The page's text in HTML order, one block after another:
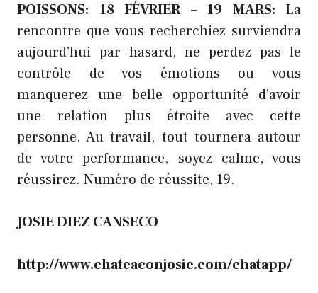
POISSONS: 18 FÉVRIER – 19 MARS: La
rencontre que vous recherchiez surviendra
aujourd’hui par hasard, ne perdez pas le
contrôle de vos émotions ou vous
manquerez une belle opportunité d’avoir
une relation plus étroite avec cette
personne. Au travail, tout tournera autour
de votre performance, soyez calme, vous
réussirez. Numéro de réussite, 19.
JOSIE DIEZ CANSECO
http://www.chateaconjosie.com/chatapp/